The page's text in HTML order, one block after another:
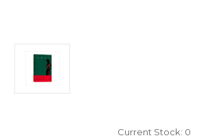
Current Stock: 0